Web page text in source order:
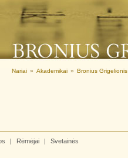
Nariai » Akademikai » Bronius Grigelionis
| Rėmėjai |
Svetainės